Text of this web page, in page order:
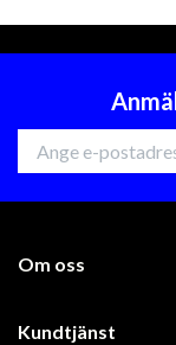
Om oss
Kundtjänst